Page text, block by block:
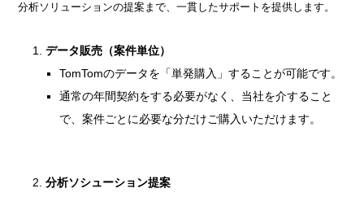
分析ソリューションの提案まで、一貫したサポートを提供します。
データ販売（案件単位）
TomTomのデータを「単発購入」することが可能です。
通常の年間契約をする必要がなく、当社を介すること
で、案件ごとに必要な分だけご購入いただけます。
分析ソシューション提案